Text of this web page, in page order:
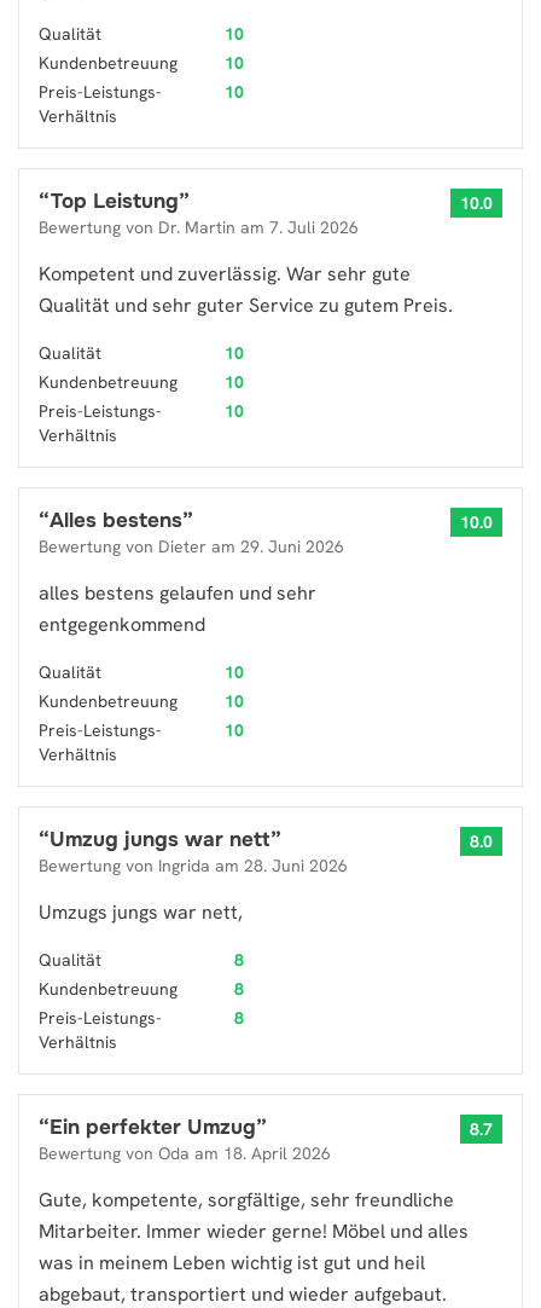
Qualität
10
Kundenbetreuung
10
Preis-Leistungs-
Verhältnis
10
“Top Leistung”
Bewertung von Dr. Martin am 7. Juli 2026
10.0
Kompetent und zuverlässig. War sehr gute
Qualität und sehr guter Service zu gutem Preis.
Qualität
10
Kundenbetreuung
10
Preis-Leistungs-
Verhältnis
10
“Alles bestens”
Bewertung von Dieter am 29. Juni 2026
10.0
alles bestens gelaufen und sehr
entgegenkommend
Qualität
10
Kundenbetreuung
10
Preis-Leistungs-
Verhältnis
10
“Umzug jungs war nett”
Bewertung von Ingrida am 28. Juni 2026
8.0
Umzugs jungs war nett,
Qualität
8
Kundenbetreuung
8
Preis-Leistungs-
Verhältnis
8
“Ein perfekter Umzug”
Bewertung von Oda am 18. April 2026
8.7
Gute, kompetente, sorgfältige, sehr freundliche
Mitarbeiter. Immer wieder gerne! Möbel und alles
was in meinem Leben wichtig ist gut und heil
abgebaut, transportiert und wieder aufgebaut.